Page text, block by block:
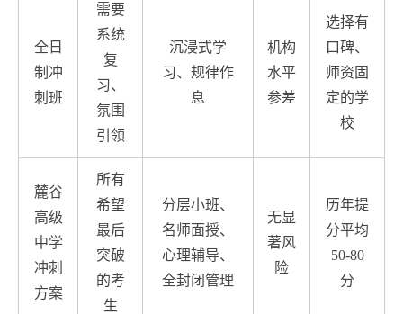
全日
制冲
刺班
需要
系统
复
习、
氛围
引领
沉浸式学
习、规律作
息
机构
水平
参差
选择有
口碑、
师资固
定的学
校
麓谷
高级
中学
冲刺
方案
所有
希望
最后
突破
的考
生
分层小班、
名师面授、
心理辅导、
全封闭管理
无显
著风
险
历年提
分平均
50-80
分